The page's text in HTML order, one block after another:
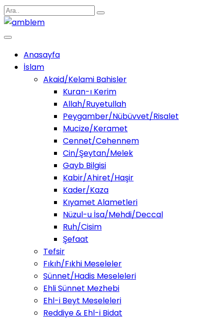
Anasayfa
İslam
Akaid/Kelami Bahisler
Kuran-ı Kerim
Allah/Ruyetullah
Peygamber/Nübüvvet/Risalet
Mucize/Keramet
Cennet/Cehennem
Cin/Şeytan/Melek
Gayb Bilgisi
Kabir/Ahiret/Haşir
Kader/Kaza
Kıyamet Alametleri
Nüzul-u İsa/Mehdi/Deccal
Ruh/Cisim
Şefaat
Tefsir
Fıkıh/Fıkhi Meseleler
Sünnet/Hadis Meseleleri
Ehli Sünnet Mezhebi
Ehl-i Beyt Meseleleri
Reddiye & Ehl-i Bidat